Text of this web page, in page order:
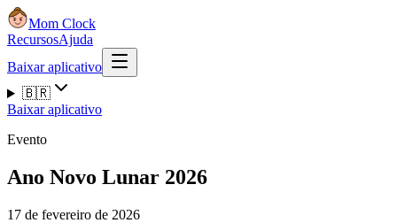
Mom Clock
RecursosAjuda
Baixar aplicativo
🇧🇷
Baixar aplicativo
Evento
Ano Novo Lunar 2026
17 de fevereiro de 2026